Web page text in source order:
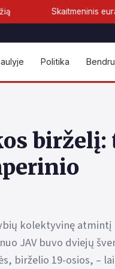
euras priartėjo prie
Politika
birželį:
kolektyvinę
JAV buvo dviejų
birželio 19-osios, –